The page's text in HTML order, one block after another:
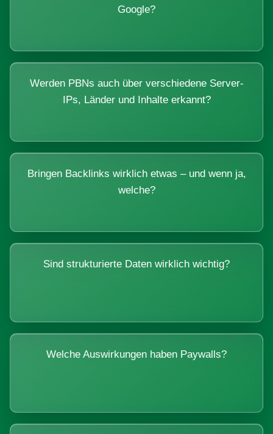
Google?
Werden PBNs auch über verschiedene Server-
IPs, Länder und Inhalte erkannt?
Bringen Backlinks wirklich etwas – und wenn ja,
welche?
Sind strukturierte Daten wirklich wichtig?
Welche Auswirkungen haben Paywalls?